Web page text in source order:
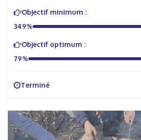
Objectif minimum :
349%
Objectif optimum :
79%
Terminé